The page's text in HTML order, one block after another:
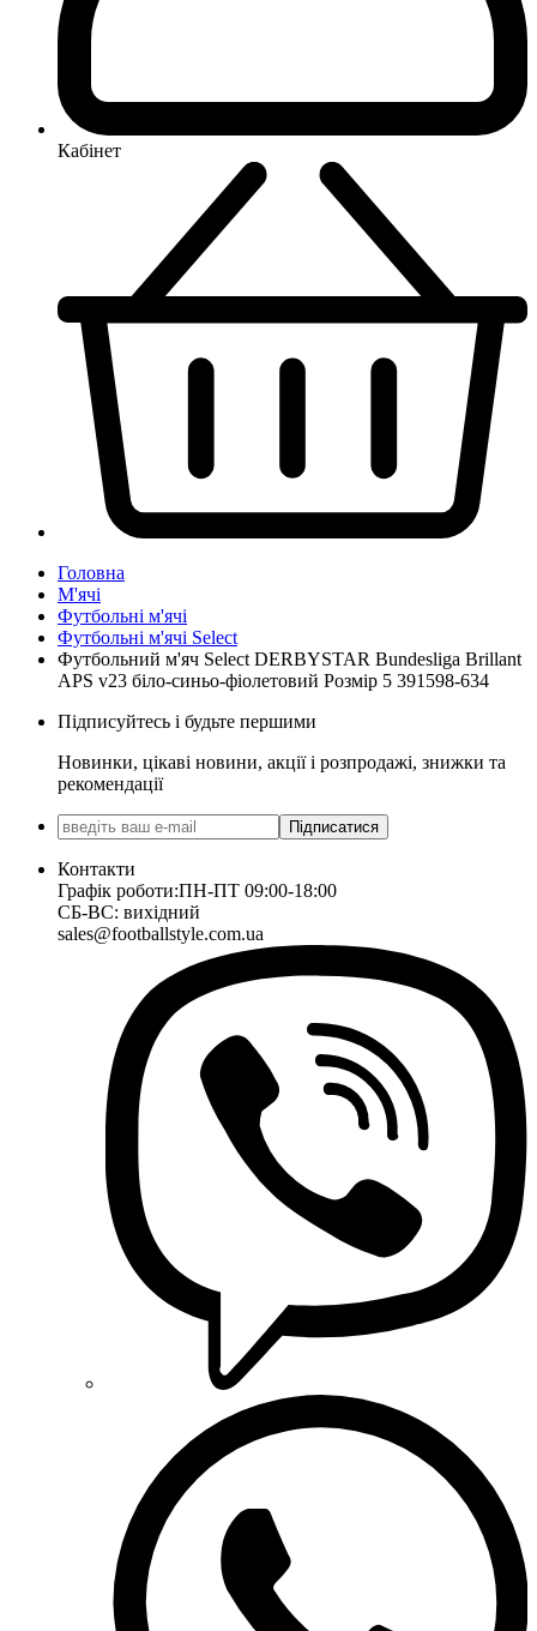
Кабінет
Головна
М'ячі
Футбольні м'ячі
Футбольні м'ячі Select
Футбольний м'яч Select DERBYSTAR Bundesliga Brillant
APS v23 біло-синьо-фіолетовий Розмір 5 391598-634
Підписуйтесь і будьте першими
Новинки, цікаві новини, акції і розпродажі, знижки та
рекомендації
Підписатися
Контакти
Графік роботи:ПН-ПТ 09:00-18:00
СБ-ВС: вихідний
sales@footballstyle.com.ua